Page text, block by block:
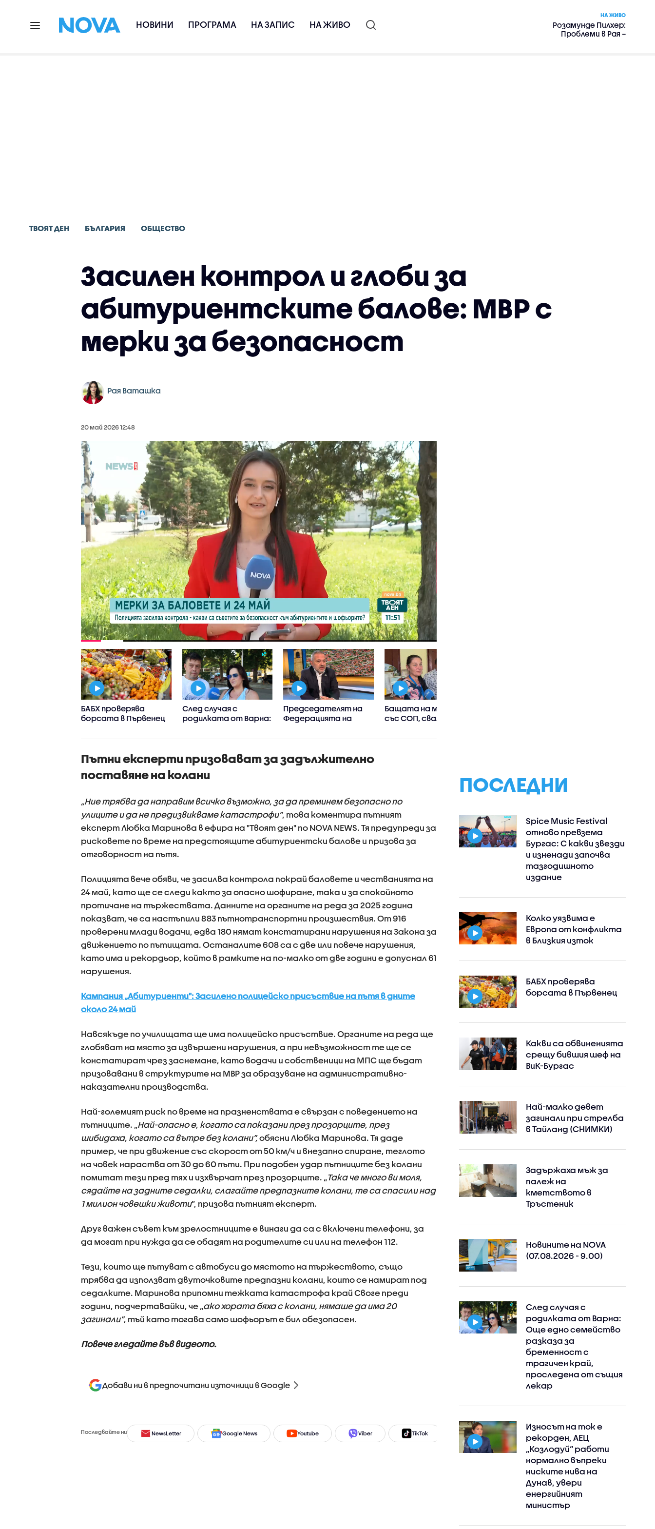
НОВИНИ ПРОГРАМА НА ЗАПИС НА ЖИВО
НА ЖИВО
Розамунде Пилхер:
Проблеми в Рая –
ТВОЯТ ДЕН БЪЛГАРИЯ ОБЩЕСТВО
Засилен контрол и глоби за
абитуриентските балове: МВР с
мерки за безопасност
Рая Ваташка
20 май 2026 12:48
БАБХ проверява
борсата в Първенец
След случая с
родилката от Варна:
разказа за
трагичен край,
проследена от същия
лекар
Председателят на
Федерацията на
България: Групата
дошла на
международен лагер
Бащата на момчето
със СОП, свалено от
автобус, с разказ за
Пътни експерти призовават за задължително
поставяне на колани
„Ние трябва да направим всичко възможно, за да преминем безопасно по
улиците и да не предизвикваме катастрофи”, това коментира пътният
експерт Любка Маринова в ефира на "Твоят ден" по NOVA NEWS. Тя предупреди за
рисковете по време на предстоящите абитуриентски балове и призова за
отговорност на пътя.
Полицията вече обяви, че засилва контрола покрай баловете и честванията на
24 май, като ще се следи както за опасно шофиране, така и за спокойното
протичане на тържествата. Данните на органите на реда за 2025 година
показват, че са настъпили 883 пътнотранспортни произшествия. От 916
проверени млади водачи, едва 180 нямат констатирани нарушения на Закона за
движението по пътищата. Останалите 608 са с две или повече нарушения,
като има и рекордьор, който в рамките на по-малко от две години е допуснал 61
нарушения.
Кампания „Абитуриенти": Засилено полицейско присъствие на пътя в дните
около 24 май
Навсякъде по училищата ще има полицейско присъствие. Органите на реда ще
глобяват на място за извършени нарушения, а при невъзможност те ще се
констатират чрез заснемане, като водачи и собственици на МПС ще бъдат
призовавани в структурите на МВР за образуване на административно-
наказателни производства.
Най-големият риск по време на празненствата е свързан с поведението на
пътниците. „Най-опасно е, когато са показани през прозорците, през
шибидаха, когато са вътре без колани”,обясни Любка Маринова. Тя даде
пример, че при движение със скорост от 50 км/ч и внезапно спиране, теглото
на човек нараства от 30 до 60 пъти. При подобен удар пътниците без колани
помитат тези пред тях и изхвърчат през прозорците. „Така че много ви моля,
сядайте на задните седалки, слагайте предпазните колани, те са спасили над
1 милион човешки животи”, призова пътният експерт.
Друг важен съвет към зрелостниците е винаги да са с включени телефони, за
да могат при нужда да се обадят на родителите си или на телефон 112.
Тези, които ще пътуват с автобуси до мястото на тържеството, също
трябва да използват двуточковите предпазни колани, които се намират под
седалките. Маринова припомни тежката катастрофа край Своге преди
години, подчертавайки, че „ако хората бяха с колани, нямаше да има 20
загинали”, тъй като тогава само шофьорът е бил обезопасен.
Повече гледайте във видеото.
Добави ни в предпочитани източници в Google
Последвайте ни NewsLetter Google News Youtube Viber TikTok Instagram Facebook
ПОСЛЕДНИ
Spice Music Festival
отново превзема
Бургас: С какви звезди
и изненади започва
тазгодишното
издание
Колко уязвима е
Европа от конфликта
в Близкия изток
БАБХ проверява
борсата в Първенец
Какви са обвиненията
срещу бившия шеф на
ВиК-Бургас
Най-малко девет
загинали при стрелба
в Тайланд (СНИМКИ)
Задържаха мъж за
палеж на
кметството в
Тръстеник
Новините на NOVA
(07.08.2026 - 9.00)
След случая с
родилката от Варна:
Още едно семейство
разказа за
бременност с
трагичен край,
проследена от същия
лекар
Износът на ток е
рекорден, АЕЦ
„Козлодуй“ работи
нормално въпреки
ниските нива на
Дунав, увери
енергийният
министър